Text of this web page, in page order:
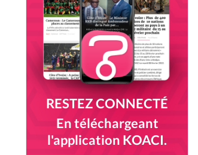
RESTEZ CONNECTÉ
En téléchargeant
l'application KOACI.